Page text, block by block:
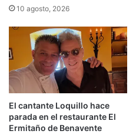
10 agosto, 2026
El cantante Loquillo hace
parada en el restaurante El
Ermitaño de Benavente